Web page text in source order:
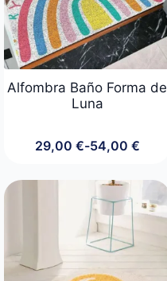
Alfombra Baño Forma de
Luna
29,00 €-54,00 €
Rango
precios:
desde
29,00 €
hasta
54,00 €